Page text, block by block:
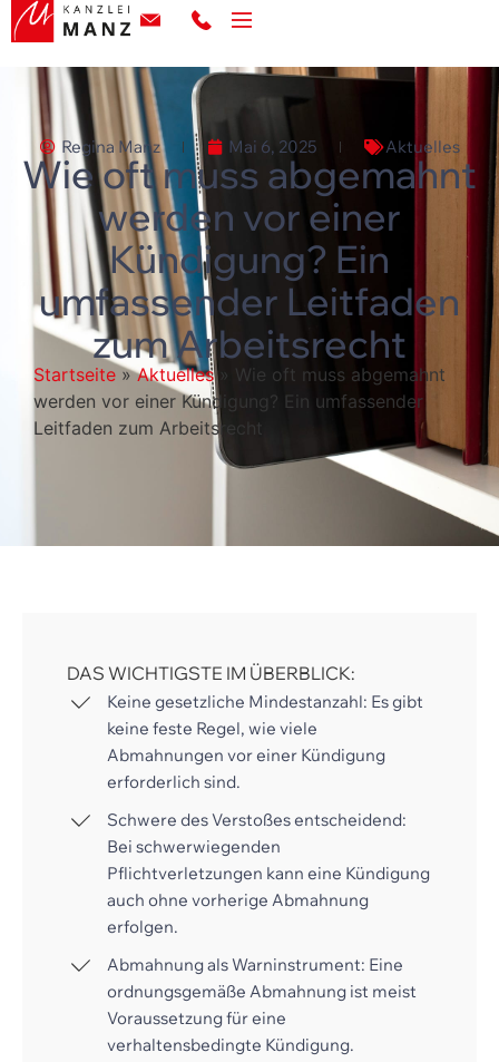
Regina Manz Mai 6, 2025 Aktuelles
Wie oft muss abgemahnt
werden vor einer
Kündigung? Ein
umfassender Leitfaden
zum Arbeitsrecht
Startseite »Aktuelles» Wie oft muss abgemahnt
werden vor einer Kündigung? Ein umfassender
Leitfaden zum Arbeitsrecht
DAS WICHTIGSTE IM ÜBERBLICK:
Keine gesetzliche Mindestanzahl: Es gibt
keine feste Regel, wie viele
Abmahnungen vor einer Kündigung
erforderlich sind.
Schwere des Verstoßes entscheidend:
Bei schwerwiegenden
Pflichtverletzungen kann eine Kündigung
auch ohne vorherige Abmahnung
erfolgen.
Abmahnung als Warninstrument: Eine
ordnungsgemäße Abmahnung ist meist
Voraussetzung für eine
verhaltensbedingte Kündigung.